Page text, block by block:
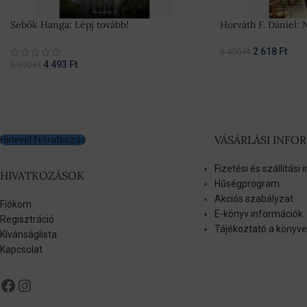
Sebők Hanga: Lépj tovább!
4 493 Ft
Horváth F. Dániel:
2 618 Ft
Hírlevél feliratkozás
HIVATKOZÁSOK
Fiókom
Regisztráció
Kívánságlista
Kapcsolat
VÁSÁRLÁSI
Fizetési és szállítási
Hűségprogram
Akciós szabályzat
E-könyv információk
Tájékoztató a